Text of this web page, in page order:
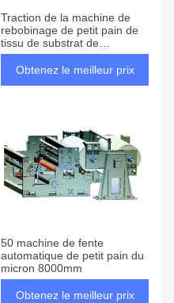
Traction de la machine de
rebobinage de petit pain de
tissu de substrat de
350m/Min OPP
Obtenez le meilleur prix
50 machine de fente
automatique de petit pain du
micron 8000mm
Obtenez le meilleur prix